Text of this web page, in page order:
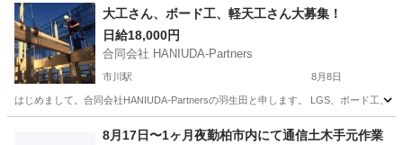
千葉 柏市 柏駅 その他 スタッフ
大工さん、ボード工、軽天工さん大募集！
日給18,000円
合同会社 HANIUDA-Partners
市川駅 8月8日
はじめまして。合同会社HANIUDA-Partnersの羽生田と申します。 LGS、ボード工、
市川駅 大工
8月17日〜1ヶ月夜勤柏市内にて通信土木手元作業